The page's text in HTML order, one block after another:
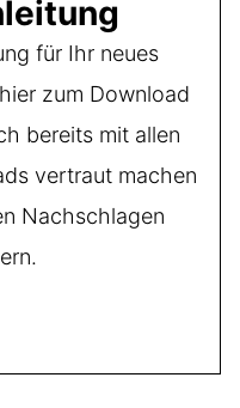
für Ihr neues
zum Download
bereits mit allen
vertraut machen
Nachschlagen